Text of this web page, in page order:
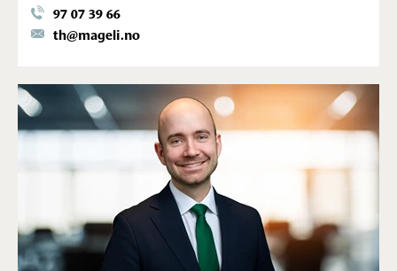
97 07 39 66
th@mageli.no